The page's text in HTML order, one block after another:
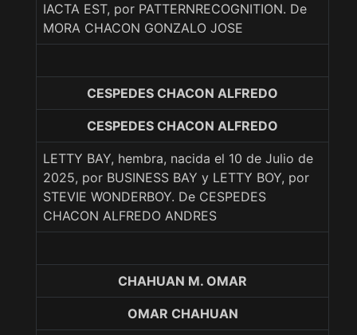
IACTA EST, por PATTERNRECOGNITION. De
MORA CHACON GONZALO JOSE
CESPEDES CHACON ALFREDO
CESPEDES CHACON ALFREDO
LETTY BAY, hembra, nacida el 10 de Julio de
2025, por BUSINESS BAY y LETTY BOY, por
STEVIE WONDERBOY. De CESPEDES
CHACON ALFREDO ANDRES
CHAHUAN M. OMAR
OMAR CHAHUAN